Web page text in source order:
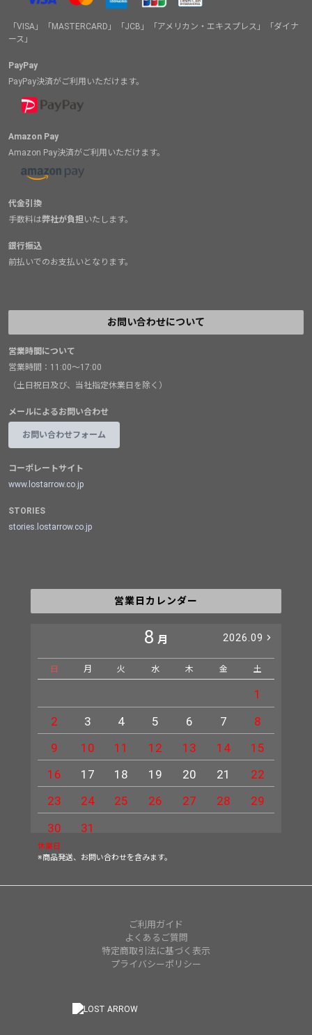
「VISA」「MASTERCARD」「JCB」「アメリカン・エキスプレス」「ダイナ
ース」
PayPay
PayPay決済がご利用いただけます。
Amazon Pay
Amazon Pay決済がご利用いただけます。
代金引換
手数料は弊社が負担いたします。
銀行振込
前払いでのお支払いとなります。
お問い合わせについて
営業時間について
営業時間：11:00～17:00
（土日祝日及び、当社指定休業日を除く）
メールによるお問い合わせ
お問い合わせフォーム
コーポレートサイト
www.lostarrow.co.jp
STORIES
stories.lostarrow.co.jp
営業日カレンダー
8 月 2026.09
日 月 火 水 木 金 土
1
2
3 4 5 6 7
8
9
10 11 12 13 14
15
16
17 18 19 20 21
22
23
24 25 26 27 28
29
30
31
休業日
※商品発送、お問い合わせを含みます。
ご利用ガイド
よくあるご質問
特定商取引法に基づく表示
プライバシーポリシー